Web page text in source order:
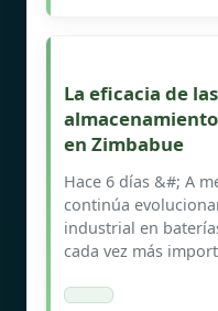
La eficacia de
en Zimbabue
Hace 6 días &#; A
continúa
industrial en
cada vez más